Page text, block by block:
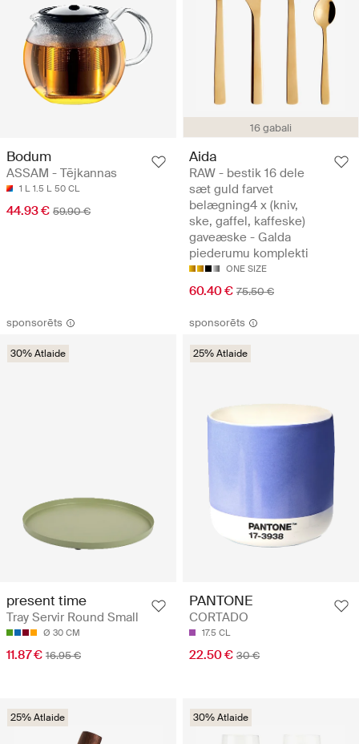
Bodum
ASSAM - Tējkannas
1 L 1.5 L 50 CL
44.93 € 59.90 €
16 gabali
Aida
RAW - bestik 16 dele
sæt guld farvet
belægning4 x (kniv,
ske, gaffel, kaffeske)
gaveæske - Galda
piederumu komplekti
ONE SIZE
60.40 € 75.50 €
sponsorēts
30% Atlaide
present time
Tray Servir Round Small
Ø 30 CM
11.87 € 16.95 €
sponsorēts
25% Atlaide
PANTONE
CORTADO
17.5 CL
22.50 € 30 €
25% Atlaide 30% Atlaide